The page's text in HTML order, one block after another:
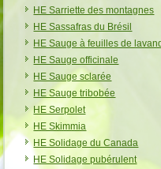
HE Sarriette des montagnes
HE Sassafras du Brésil
HE Sauge à feuilles de
HE Sauge officinale
HE Sauge sclarée
HE Sauge tribobée
HE Serpolet
HE Skimmia
HE Solidage du Canada
HE Solidage pubérulent